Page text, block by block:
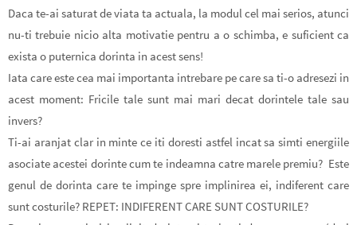
Daca te-ai saturat de viata ta actuala, la modul cel mai serios, atunci
nu-ti trebuie nicio alta motivatie pentru a o schimba, e suficient ca
exista o puternica dorinta in acest sens!
Iata care este cea mai importanta intrebare pe care sa ti-o adresezi in
acest moment: Fricile tale sunt mai mari decat dorintele tale sau
invers?
Ti-ai aranjat clar in minte ce iti doresti astfel incat sa simti energiile
asociate acestei dorinte cum te indeamna catre marele premiu? Este
genul de dorinta care te impinge spre implinirea ei, indiferent care
sunt costurile? REPET: INDIFERENT CARE SUNT COSTURILE?